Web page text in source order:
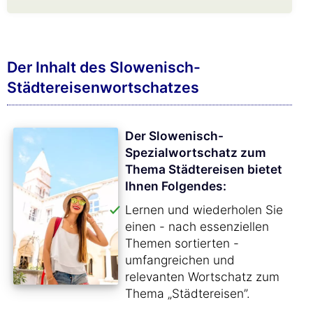
Der Inhalt des Slowenisch-
Städtereisenwortschatzes
Der Slowenisch-
Spezialwortschatz zum
Thema Städtereisen bietet
Ihnen Folgendes:
Lernen und wiederholen Sie
einen - nach essenziellen
Themen sortierten -
umfangreichen und
relevanten Wortschatz zum
Thema „Städtereisen”.